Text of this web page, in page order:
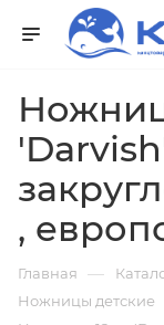
,
Главная —
Ножницы детские